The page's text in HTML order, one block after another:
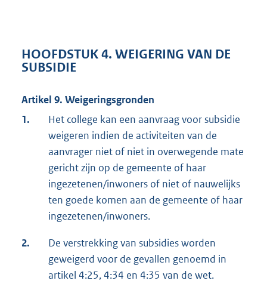
HOOFDSTUK 4. WEIGERING VAN DE
SUBSIDIE
Artikel 9. Weigeringsgronden
1.
Het college kan een aanvraag voor subsidie
weigeren indien de activiteiten van de
aanvrager niet of niet in overwegende mate
gericht zijn op de gemeente of haar
ingezetenen/inwoners of niet of nauwelijks
ten goede komen aan de gemeente of haar
ingezetenen/inwoners.
2.
De verstrekking van subsidies worden
geweigerd voor de gevallen genoemd in
artikel 4:25, 4:34 en 4:35 van de wet.